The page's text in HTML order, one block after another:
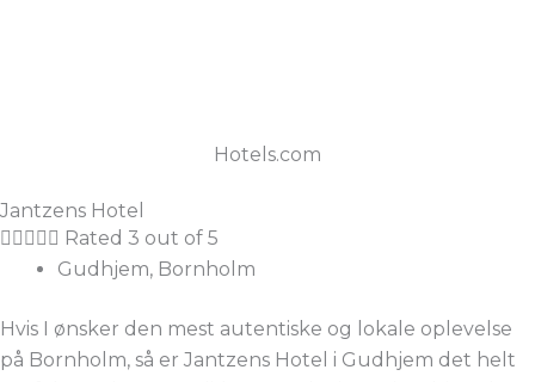
Hotels.com
Jantzens Hotel
 Rated 3 out of 5
Gudhjem, Bornholm
Hvis I ønsker den mest autentiske og lokale oplevelse
på Bornholm, så er Jantzens Hotel i Gudhjem det helt